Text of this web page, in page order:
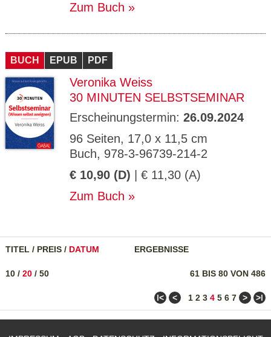
Zum Buch
BUCH EPUB PDF
Veronika Weiss
30 MINUTEN SELBSTSEMINAR
Erscheinungstermin: 26.09.2024
96 Seiten, 17,0 x 11,5 cm
Buch, 978-3-96739-214-2
€ 10,90 (D) | € 11,30 (A)
Zum Buch
TITEL / PREIS / DATUM ERGEBNISSE
61 BIS 80 VON 486
10 / 20 / 50
ǀ< < 1 2 3 4 5 6 7 > >ǀ